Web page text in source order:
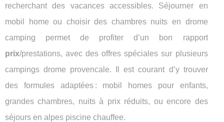
recherchant des vacances accessibles. Séjourner en
mobil home ou choisir des chambres nuits en drome
camping permet de profiter d’un bon rapport
prix/prestations, avec des offres spéciales sur plusieurs
campings drome provencale. Il est courant d’y trouver
des formules adaptées : mobil homes pour enfants,
grandes chambres, nuits à prix réduits, ou encore des
séjours en alpes piscine chauffee.